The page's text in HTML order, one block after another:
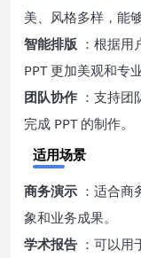
美、风格多样，能
智能排版 ：根据
PPT 更加美观和专业
团队协作 ：支持
完成 PPT 的制作。
适用场景
商务演示 ：适合
象和业务成果。
学术报告 ：可以